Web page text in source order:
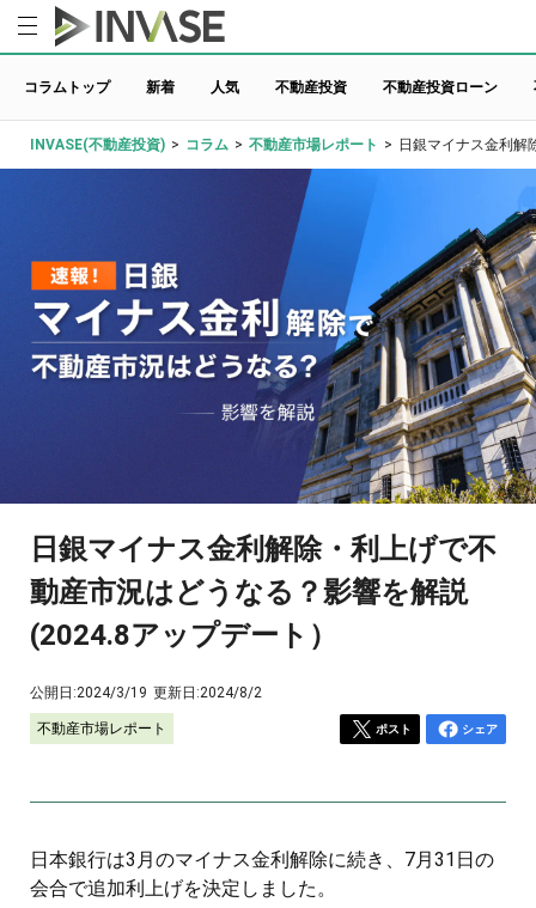
コラムトップ 新着 人気 不動産投資 不動産投資ローン
INVASE(不動産投資) > コラム > 不動産市場レポート > 日銀マイナス金利解
日銀マイナス金利解除・利上げで不
動産市況はどうなる？影響を解説
(2024.8アップデート）
公開日:2024/3/19 更新日:2024/8/2
不動産市場レポート ポスト シェア
日本銀行は3月のマイナス金利解除に続き、7月31日の
会合で追加利上げを決定しました。